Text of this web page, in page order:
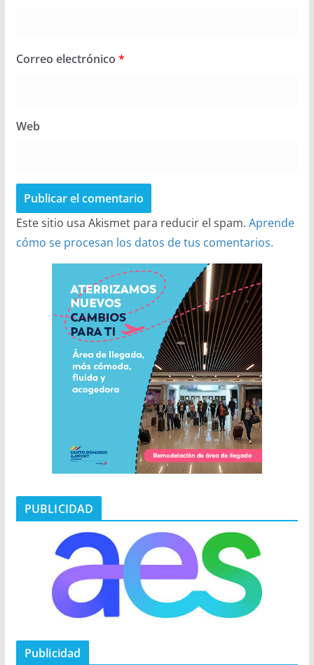
Correo electrónico *
Web
Este sitio usa Akismet para reducir el spam. Aprende
cómo se procesan los datos de tus comentarios.
PUBLICIDAD
Publicidad